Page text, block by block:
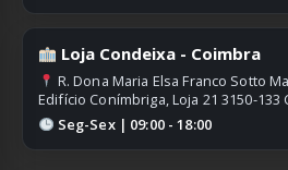
Loja Condeixa - Coimbra
R. Dona Maria Elsa Franco Sotto
Edifício Conímbriga, Loja 21 3150-133
Seg-Sex | 09:00 - 18:00